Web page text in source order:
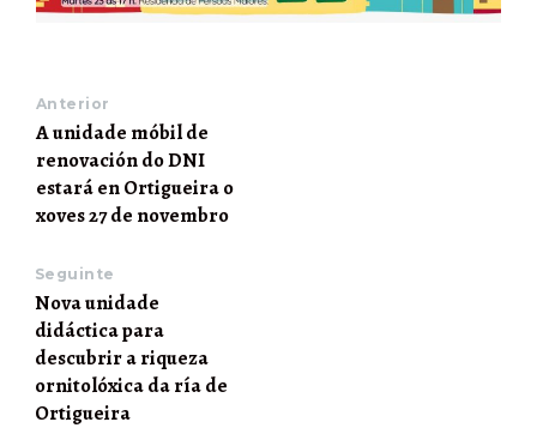
Anterior
A unidade móbil de
renovación do DNI
estará en Ortigueira o
xoves 27 de novembro
Seguinte
Nova unidade
didáctica para
descubrir a riqueza
ornitolóxica da ría de
Ortigueira